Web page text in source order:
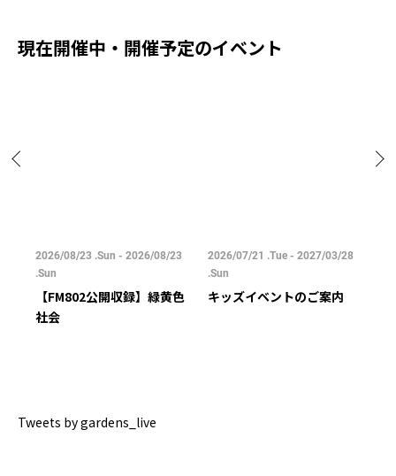
現在開催中・開催予定のイベント
2026/08/23 .Sun - 2026/08/23
.Sun
【FM802公開収録】緑黄色
社会
2026/07/21 .Tue - 2027/03/28
.Sun
キッズイベントのご案内
Tweets by gardens_live